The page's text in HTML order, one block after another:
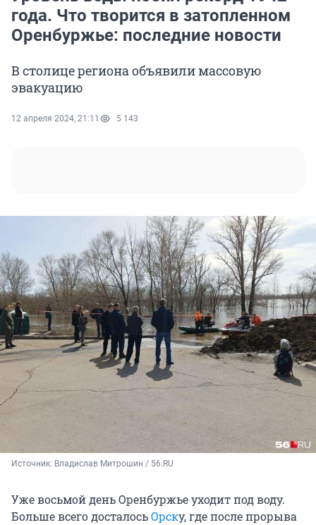
года. Что творится в затопленном
Оренбуржье: последние новости
В столице региона объявили массовую
эвакуацию
12 апреля 2024, 21:11 5 143
Источник: Владислав Митрошин / 56.RU
Уже восьмой день Оренбуржье уходит под воду.
Больше всего досталосьОрску, где после прорыва